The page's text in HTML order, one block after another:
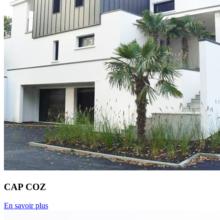
CAP COZ
En savoir plus